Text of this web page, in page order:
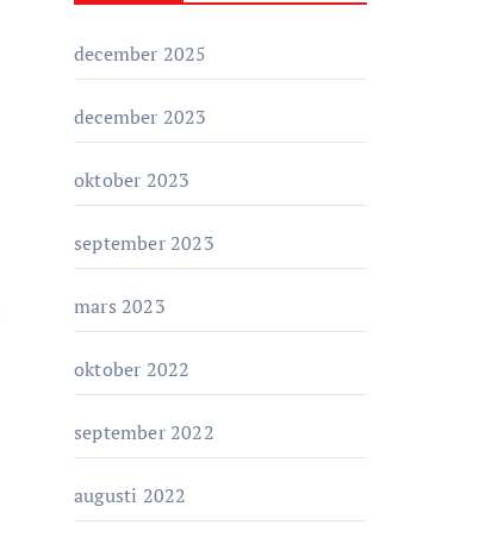
o
i
e
r
december 2025
december 2023
oktober 2023
september 2023
mars 2023
oktober 2022
september 2022
augusti 2022